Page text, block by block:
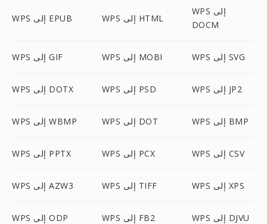
WPS إلى EPUB WPS إلى HTML
WPS إلى
DOCM
WPS إلى GIF WPS إلى MOBI WPS إلى SVG
WPS إلى DOTX WPS إلى PSD WPS إلى JP2
WPS إلى WBMP WPS إلى DOT WPS إلى BMP
WPS إلى PPTX WPS إلى PCX WPS إلى CSV
WPS إلى AZW3 WPS إلى TIFF WPS إلى XPS
WPS إلى ODP WPS إلى FB2 WPS إلى DJVU